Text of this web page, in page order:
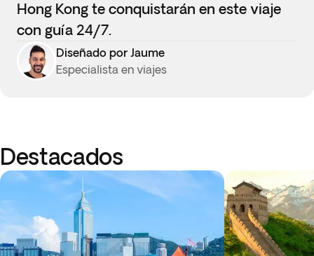
Hong Kong te conquistarán en este viaje
con guía 24/7.
Diseñado por Jaume
Especialista en viajes
Destacados